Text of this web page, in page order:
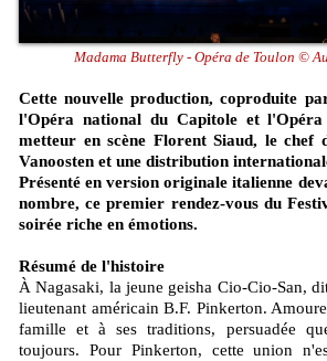
Madama Butterfly - Opéra de Toulon ©
Cette nouvelle production, coproduite par l'Opéra de Toulon,
l'Opéra national du Capitole et
metteur en scène Florent Siaud, le chef
Vanoosten et une distribution
Présenté en version originale italienne
nombre, ce premier rendez-vous du
soirée riche en émotions.
Résumé de l'histoire
À Nagasaki, la jeune geisha Cio-Cio-San,
lieutenant américain B.F. Pinkerton.
famille et à ses traditions, persuadée
toujours. Pour Pinkerton, cette union